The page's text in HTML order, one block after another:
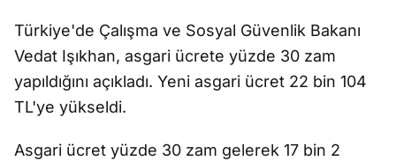
Türkiye'de Çalışma ve Sosyal Güvenlik Bakanı
Vedat Işıkhan, asgari ücrete yüzde 30 zam
yapıldığını açıkladı. Yeni asgari ücret 22 bin 104
TL'ye yükseldi.
Asgari ücret yüzde 30 zam gelerek 17 bin 2